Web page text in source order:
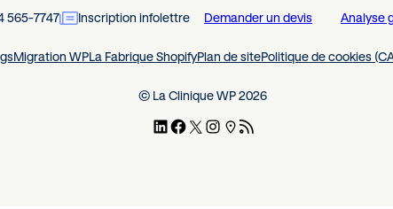
565-7747 Inscription infolettre Demander un devis Analyse
Migration WPLa Fabrique ShopifyPlan de sitePolitique de cookies
© La Clinique WP 2026